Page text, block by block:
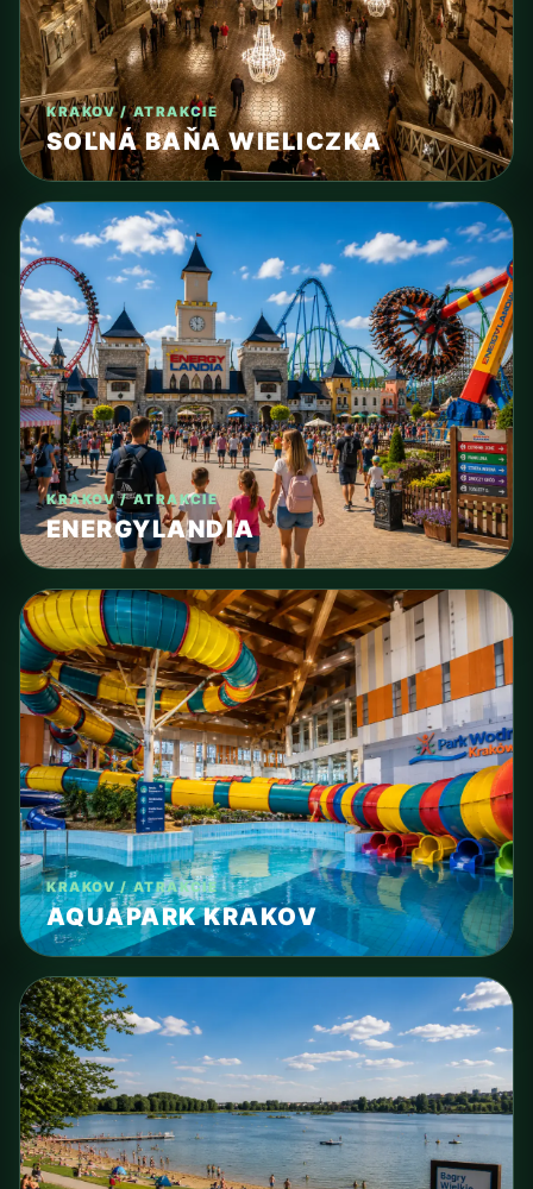
KRAKOV / ATRAKCIE
SOĽNÁ BAŇA WIELICZKA
KRAKOV / ATRAKCIE
ENERGYLANDIA
KRAKOV / ATRAKCIE
AQUAPARK KRAKOV